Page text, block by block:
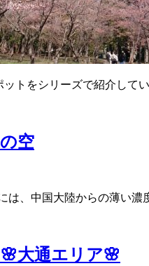
ットをシリーズで紹介して
空
は、中国大陸からの薄い
大通エリア🌸